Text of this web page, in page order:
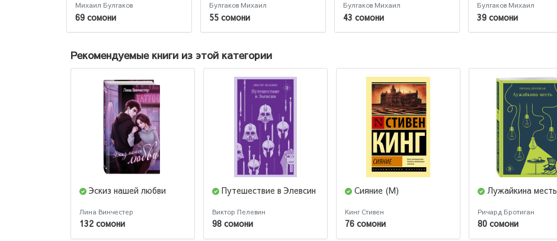
Михаил Булгаков
69 сомони
Булгаков Михаил
55 сомони
Булгаков Михаил
43 сомони
Булгаков Михаил
39 сомони
Рекомендуемые книги из этой категории
Эскиз нашей любви
Лина Винчестер
132 сомони
Путешествие в Элевсин
Виктор Пелевин
98 сомони
Сияние (М)
Кинг Стивен
76 сомони
Лужайкина месть
Ричард Бротиган
80 сомони